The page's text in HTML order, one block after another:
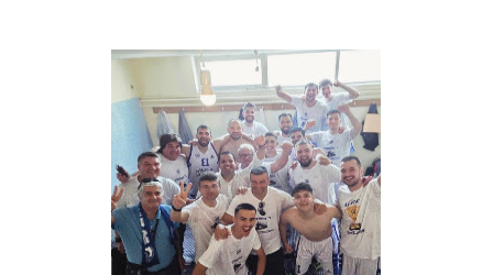
TEΛΙΚΟΣ ΚΥΠΕΛΛΟΥ: Κυπελλούχος ο Μανδραϊκός σε ματς
ΧΡΟΝΙΑ ΠΟΛΛΑ ΣΤΟ ΕΛΛΗΝΙΚΟ ΜΠΑΣΚΕΤ : 39Η ΕΠΕΤΕΙΟΣ ΑΠΟ
Ο δρόμος για τον 29ο τελικό κυπέλλου ανδρών ΕΣΚΑΝΑ
U21: Τεράστια πρόκριση για τον Πανελευσινιακό στον
Γ΄ανδρών play offs : "Σκληρό" καρύδι η Φιλία Περάματος